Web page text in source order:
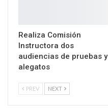
Realiza Comisión
Instructora dos
audiencias de pruebas y
alegatos
PREV NEXT